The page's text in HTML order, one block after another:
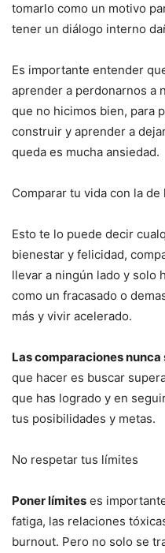
tomarlo como un motivo
tener un diálogo interno
Es importante entender
aprender a perdonarnos a
que no hicimos bien, para
construir y aprender a
queda es mucha ansiedad.
Comparar tu vida con la de
Esto te lo puede decir
bienestar y felicidad,
llevar a ningún lado y solo
como un fracasado o
más y vivir acelerado.
Las comparaciones nunca
que hacer es buscar
que has logrado y en
tus posibilidades y metas.
No respetar tus límites
Poner límites es
fatiga, las relaciones
burnout. Pero no solo se